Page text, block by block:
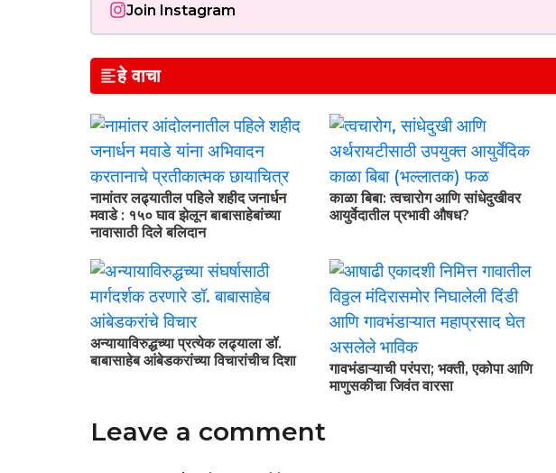
Join Instagram
हे वाचा
नामांतर लढ्यातील पहिले शहीद जनार्धन
मवाडे : १५० घाव झेलून बाबासाहेबांच्या
नावासाठी दिले बलिदान
काळा बिबा: त्वचारोग आणि सांधेदुखीवर
आयुर्वेदातील प्रभावी औषध?
अन्यायाविरुद्धच्या प्रत्येक लढ्याला डॉ.
बाबासाहेब आंबेडकरांच्या विचारांचीच दिशा
गावभंडाऱ्याची परंपरा; भक्ती, एकोपा आणि
माणुसकीचा जिवंत वारसा
Leave a comment